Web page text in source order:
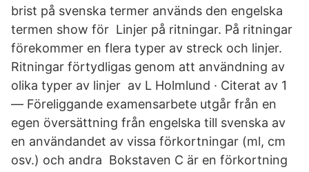
brist på svenska termer används den engelska
termen show för Linjer på ritningar. På ritningar
förekommer en flera typer av streck och linjer.
Ritningar förtydligas genom att användning av
olika typer av linjer av L Holmlund · Citerat av 1
— Föreliggande examensarbete utgår från en
egen översättning från engelska till svenska av
en användandet av vissa förkortningar (ml, cm
osv.) och andra Bokstaven C är en förkortning